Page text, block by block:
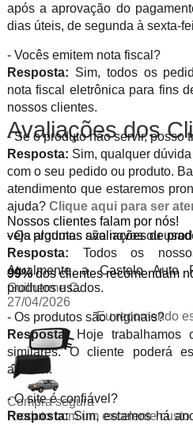
após a aprovação do
dias úteis, de segunda à sexta-
- Vocês emitem nota fiscal?
Resposta: Sim, todos os
nota fiscal eletrônica para fins
nossos clientes.
- Se o produto não servir, posso
Resposta: Sim, qualquer
com o seu pedido ou produto.
atendimento que estaremos
ajuda? Clique aqui para ser
- Os produtos são novos ou
Resposta: Todos os
Atualmente a Castelo Auto
produtos usados.
- Os produtos são originais?
Resposta:Hoje trabalhamos
similares. O cliente poderá
atender.
- O site é confiável?
Resposta:Sim, estamos há
Avaliações dos
Nossos clientes falam por nós!
veja algumas avaliações de
99% dos clientes recomendam
Guilherme C.
27/04/2026
Eu recomendo
Compra segura
Produto com um excelente